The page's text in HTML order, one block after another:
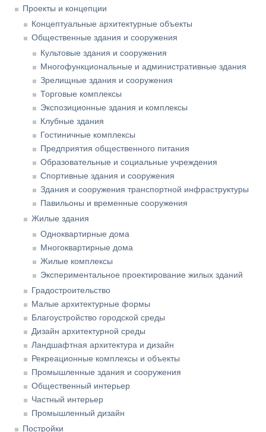
Проекты и концепции
Концептуальные архитектурные объекты
Общественные здания и сооружения
Культовые здания и сооружения
Многофункциональные и административные здания
Зрелищные здания и сооружения
Торговые комплексы
Экспозиционные здания и комплексы
Клубные здания
Гостиничные комплексы
Предприятия общественного питания
Образовательные и социальные учреждения
Спортивные здания и сооружения
Здания и сооружения транспортной инфраструктуры
Павильоны и временные сооружения
Жилые здания
Одноквартирные дома
Многоквартирные дома
Жилые комплексы
Экспериментальное проектирование жилых зданий
Градостроительство
Малые архитектурные формы
Благоустройство городской среды
Дизайн архитектурной среды
Ландшафтная архитектура и дизайн
Рекреационные комплексы и объекты
Промышленные здания и сооружения
Общественный интерьер
Частный интерьер
Промышленный дизайн
Постройки